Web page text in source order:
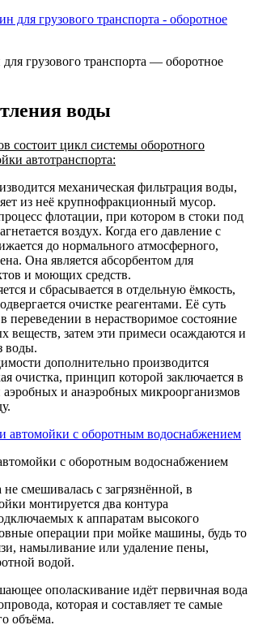
грузового транспорта — оборотное
воды
состоит цикл системы оборотного
автотранспорта:
механическая фильтрация воды,
из неё крупнофракционный мусор.
флотации, при котором в стоки под
воздух. Когда его давление с
до нормального атмосферного,
Она является абсорбентом для
и моющих средств.
и сбрасывается в отдельную ёмкость,
очистке реагентами. Её суть
переведении в нерастворимое состояние
веществ, затем эти примеси осаждаются и
воды.
дополнительно производится
очистка, принцип которой заключается в
аэробных и анаэробных микроорганизмов
с оборотным водоснабжением
смешивалась с загрязнённой, в
монтируется два контура
к аппаратам высокого
операции при мойке машины, будь то
намыливание или удаление пены,
водой.
ополаскивание идёт первичная вода
которая и составляет те самые
объёма.